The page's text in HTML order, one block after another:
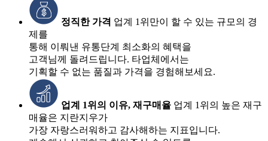
정직한 가격 업계 1위만이 할 수 있는 규모의 경
제를
통해 이뤄낸 유통단계 최소화의 혜택을
고객님께 돌려드립니다. 타업체에서는
기획할 수 없는 품질과 가격을 경험해보세요.
업계 1위의 이유, 재구매율 업계 1위의 높은 재구
매율은 지란지우가
가장 자랑스러워하고 감사해하는 지표입니다.